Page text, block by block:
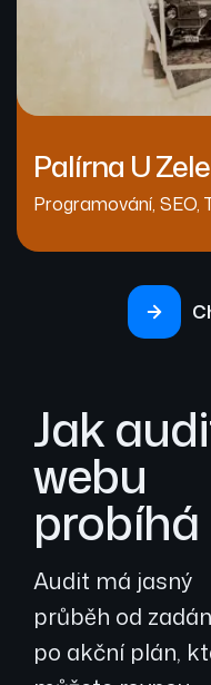
Palírna U
Programování, SEO,
Jak
webu
probíhá
Audit má jasný
průběh od
po akční plán,